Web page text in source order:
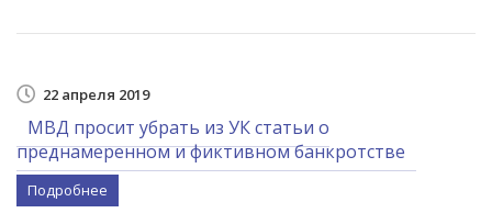
22 апреля 2019
МВД просит убрать из УК статьи о
преднамеренном и фиктивном банкротстве
Подробнее